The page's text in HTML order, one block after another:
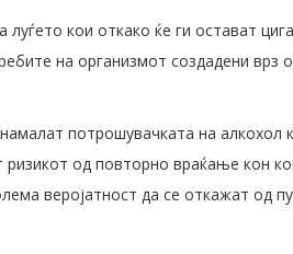
кои откако ќе ги остават
на организмот создадени врз
потрошувачката на алкохол
од повторно враќање кон
веројатност да се откажат од